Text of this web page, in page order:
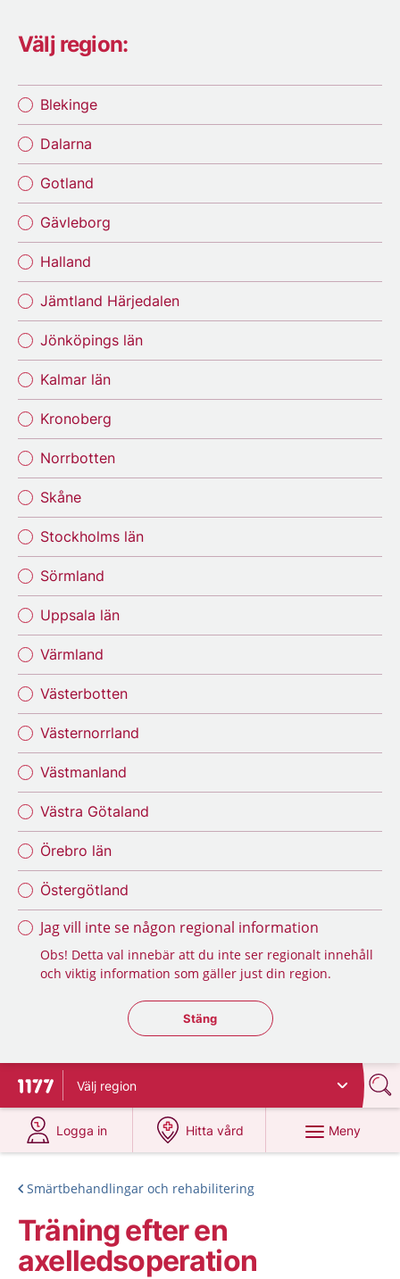
Välj region:
Blekinge
Dalarna
Gotland
Gävleborg
Halland
Jämtland Härjedalen
Jönköpings län
Kalmar län
Kronoberg
Norrbotten
Skåne
Stockholms län
Sörmland
Uppsala län
Värmland
Västerbotten
Västernorrland
Västmanland
Västra Götaland
Örebro län
Östergötland
Jag vill inte se någon regional information
Obs! Detta val innebär att du inte ser regionalt innehåll
och viktig information som gäller just din region.
Stäng regionsväljaren
Stäng
Till startsidan för 1177
Välj region
Logga in
på 1177.se
Hitta vård
på 1177.se
Meny
Smärtbehandlingar och rehabilitering
Träning efter en
axelledsoperation